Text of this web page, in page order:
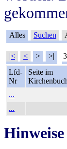
Alles Suchen
|< < > >|
Lfd-
Nr
Seite im
Kirchenbuch
...
...